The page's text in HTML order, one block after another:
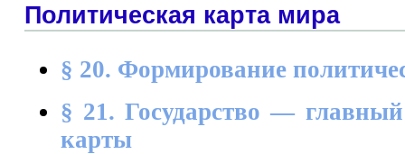
Политическая карта мира
§ 20. Формирование
§ 21. Государство —
карты